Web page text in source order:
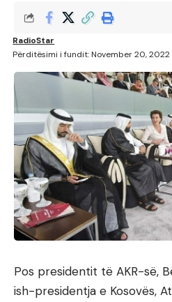
Përditësimi i fundit: November 20, 2022
RadioStar
Pos presidentit të AKR-së,
ish-presidentja e Kosovës,